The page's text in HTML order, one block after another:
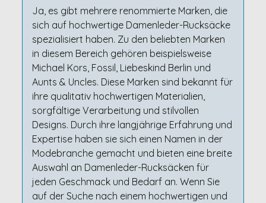
Ja, es gibt mehrere renommierte Marken, die
sich auf hochwertige Damenleder-Rucksäcke
spezialisiert haben. Zu den beliebten Marken
in diesem Bereich gehören beispielsweise
Michael Kors, Fossil, Liebeskind Berlin und
Aunts & Uncles. Diese Marken sind bekannt für
ihre qualitativ hochwertigen Materialien,
sorgfältige Verarbeitung und stilvollen
Designs. Durch ihre langjährige Erfahrung und
Expertise haben sie sich einen Namen in der
Modebranche gemacht und bieten eine breite
Auswahl an Damenleder-Rucksäcken für
jeden Geschmack und Bedarf an. Wenn Sie
auf der Suche nach einem hochwertigen und